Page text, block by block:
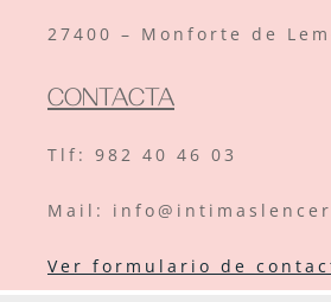
27400 – Monforte de
CONTACTA
Tlf: 982 40 46 03
Mail:
Ver formulario de